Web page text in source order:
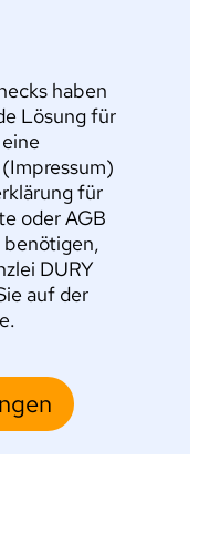
haben
Lösung für
für
oder AGB
DURY
auf der